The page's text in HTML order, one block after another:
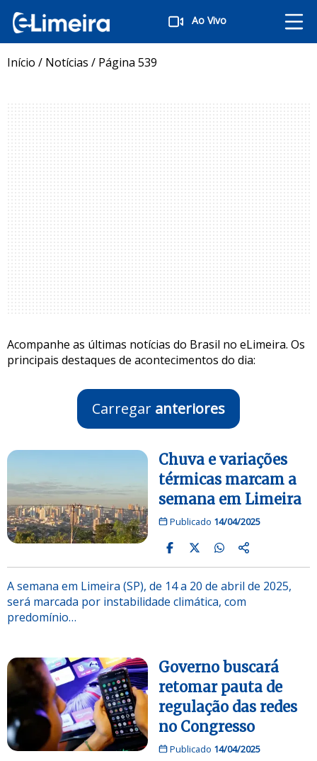
Ao Vivo
Início / Notícias / Página 539
Acompanhe as últimas notícias do Brasil no eLimeira. Os
principais destaques de acontecimentos do dia:
Carregar anteriores
Chuva e variações
térmicas marcam a
semana em Limeira
Publicado 14/04/2025
A semana em Limeira (SP), de 14 a 20 de abril de 2025,
será marcada por instabilidade climática, com
predomínio…
Governo buscará
retomar pauta de
regulação das redes
no Congresso
Publicado 14/04/2025